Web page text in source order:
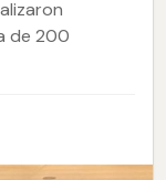
de 200